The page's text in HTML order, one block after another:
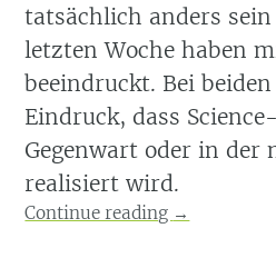
tatsächlich anders
letzten Woche haben
beeindruckt. Bei
Eindruck, dass
Gegenwart oder in der
realisiert wird.
Continue reading →